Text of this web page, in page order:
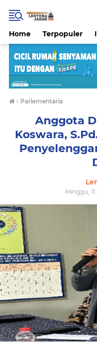
Home Terpopuler
› Parlementaria
Anggota
Koswara,
Minggu,